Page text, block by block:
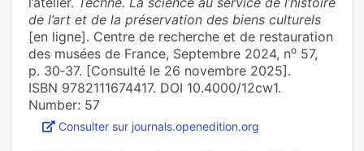
de l’art et de la préservation des biens culturels
[en ligne]. Centre de recherche et de restauration
des musées de France, Septembre 2024, no 57,
p. 30‑37. [Consulté le 26 novembre 2025].
ISBN 9782111674417. DOI 10.4000/12cw1.
Number: 57
Consulter sur journals.openedition.org